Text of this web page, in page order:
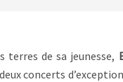
terres de sa jeunesse,
concerts d’exception